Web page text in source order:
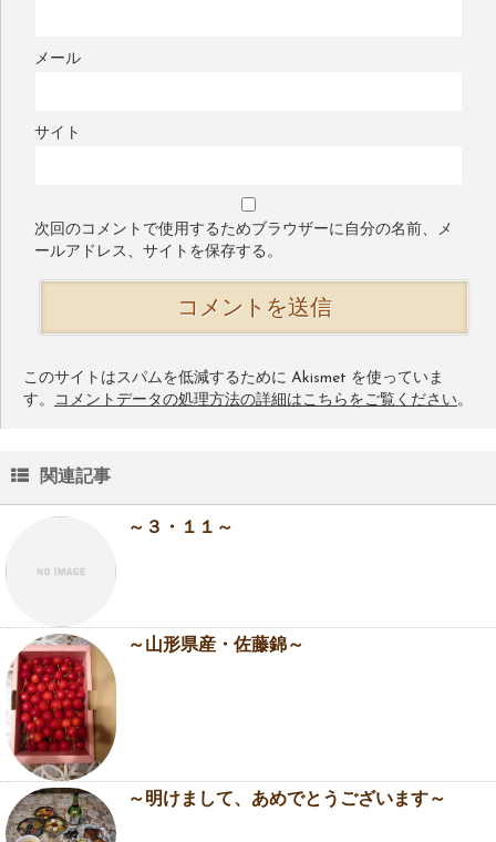
メール
サイト
次回のコメントで使用するためブラウザーに自分の名前、メ
ールアドレス、サイトを保存する。
このサイトはスパムを低減するために Akismet を使っていま
す。
コメントデータの処理方法の詳細はこちらをご覧ください。
関連記事
～３・１１～
～山形県産・佐藤錦～
～明けまして、あめでとうございます～